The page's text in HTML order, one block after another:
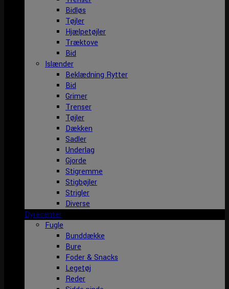
Bidløs
Tøjler
Hjælpetøjler
Træktove
Bid
Islænder
Beklædning Rytter
Bid
Grimer
Trenser
Tøjler
Dækken
Sadler
Underlag
Gjorde
Stigremme
Stigbøjler
Strigler
Diverse
Dyrecenter
Fugle
Bunddække
Bure
Foder & Snacks
Legetøj
Reder